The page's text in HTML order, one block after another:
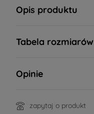
Opis produktu
Tabela rozmiarów
Opinie
zapytaj o produkt